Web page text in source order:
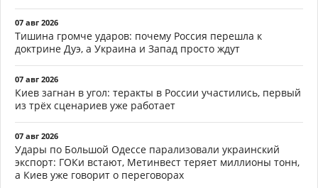
07 авг 2026
Тишина громче ударов: почему Россия перешла к
доктрине Дуэ, а Украина и Запад просто ждут
07 авг 2026
Киев загнан в угол: теракты в России участились, первый
из трёх сценариев уже работает
07 авг 2026
Удары по Большой Одессе парализовали украинский
экспорт: ГОКи встают, Метинвест теряет миллионы тонн,
а Киев уже говорит о переговорах